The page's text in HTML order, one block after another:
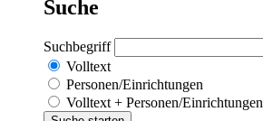
Suche
Suchbegriff
Volltext
Personen/Einrichtungen
Volltext + Personen/Einrichtungen